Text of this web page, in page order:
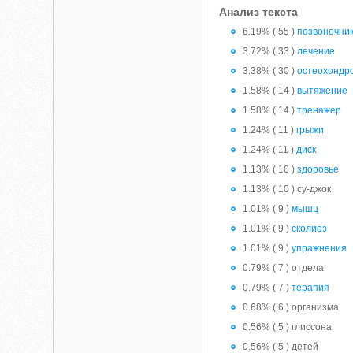
Анализ текста
6.19% ( 55 )
3.72% ( 33 )лечение
3.38% ( 30 )
1.58% ( 14 )вытяжение
1.58% ( 14 )тренажер
1.24% ( 11 )грыжи
1.24% ( 11 )диск
1.13% ( 10 )здоровье
1.13% ( 10 ) су-джок
1.01% ( 9 )мышц
1.01% ( 9 )сколиоз
1.01% ( 9 )упражнения
0.79% ( 7 ) отдела
0.79% ( 7 )терапия
0.68% ( 6 ) организма
0.56% ( 5 ) глиссона
0.56% ( 5 ) детей